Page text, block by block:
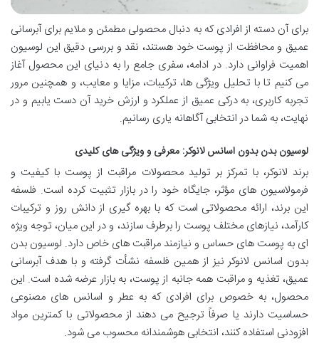
برای آن دسته از افرادی که به دنبال محصولی مطمئن و ملایم برای آبرسانی
عمیق و محافظت از پوست خود هستند، نقد و بررسی دقیق این لوسیون
اهمیت فراوانی دارد. در ادامه، سفری جامع را به دنیای این محصول آغاز
می کنیم تا با تحلیل ویژگی ها، ترکیبات، مزایا و معایب، و همچنین مرور
تجربه کاربری، به درکی عمیق از عملکرد و ارزش خرید آن دست یابیم و در
نهایت، به شما در انتخابی آگاهانه یاری رسانیم.
لوسیون بدن بدون اسانس لانوکر: معرفی و ویژگی های کلیدی
برند لانوکر، با تمرکز بر تولید محصولات مراقبت از پوست با کیفیت و
فرمولاسیون های مؤثر، جایگاه خود را در بازار تثبیت کرده است. فلسفه
این برند، ارائه محصولاتی است که با بهره گیری از دانش روز و ترکیبات
کارآمد، نیازهای مختلف پوست را برطرف سازند، و در این میان، توجه ویژه
ای به پوست های حساس و نیازمند مراقبت های خاص دارد. لوسیون بدن
بدون اسانس لانوکر نیز از همین فلسفه نشأت گرفته و با هدف آبرسانی
عمیق، تغذیه و مراقبت همه جانبه از پوست، به بازار عرضه شده است. این
محصول، به خصوص برای افرادی که به عطر و اسانس های مصنوعی
حساسیت دارند یا صرفاً ترجیح می دهند از محصولاتی با کمترین مواد
افزودنی استفاده کنند، انتخابی هوشمندانه محسوب می شود.